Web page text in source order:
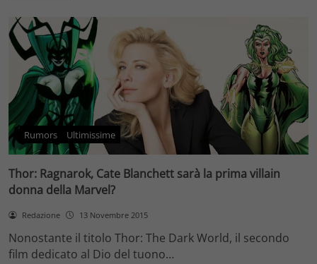
Rumors Ultimissime
Thor: Ragnarok, Cate Blanchett sarà la prima villain
donna della Marvel?
Redazione 13 Novembre 2015
Nonostante il titolo Thor: The Dark World, il secondo
film dedicato al Dio del tuono…